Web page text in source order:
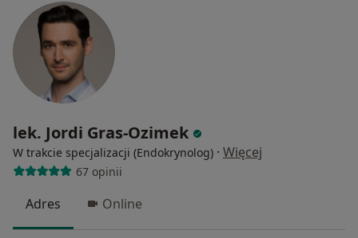
lek. Jordi Gras-Ozimek
W trakcie specjalizacji (Endokrynolog) · Więcej
67 opinii
Adres Online